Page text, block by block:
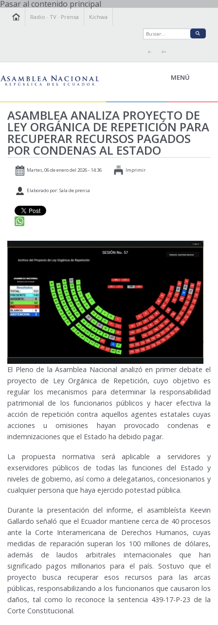
Pasar al contenido principal
Radio ·TV · Prensa Kichwa
A- A+
MENÚ
LA ASAMBLEA
LEGISLAMOS
FISCALIZAMOS
TRANSPARENCIA
PARTICIPACIÓN
RELACIONES INTERNACIONALES
AGENDA
ASAMBLEA ANALIZA PROYECTO DE
LEY ORGÁNICA DE REPETICIÓN PARA
RECUPERAR RECURSOS PAGADOS
POR CONDENAS AL ESTADO
Martes, 06 de enero del 2026 - 14:36 Imprimir
Elaborado por: Sala de prensa
El Pleno de la Asamblea Nacional analizó en primer debate el
proyecto de Ley Orgánica de Repetición, cuyo objetivo es
regular los mecanismos para determinar la responsabilidad
patrimonial de los funcionarios públicos y hacer efectiva la
acción de repetición contra aquellos agentes estatales cuyas
acciones u omisiones hayan provocado condenas e
indemnizaciones que el Estado ha debido pagar.
La propuesta normativa será aplicable a servidores y
exservidores públicos de todas las funciones del Estado y
niveles de gobierno, así como a delegatarios, concesionarios y
cualquier persona que haya ejercido potestad pública.
Durante la presentación del informe, el asambleísta Keevin
Gallardo señaló que el Ecuador mantiene cerca de 40 procesos
ante la Corte Interamericana de Derechos Humanos, cuyas
medidas de reparación superan los 100 millones de dólares,
además de laudos arbitrales internacionales que han
significado pagos millonarios para el país. Sostuvo que el
proyecto busca recuperar esos recursos para las arcas
públicas, responsabilizando a los funcionarios que causaron los
daños, tal como lo reconoce la sentencia 439-17-P-23 de la
Corte Constitucional.